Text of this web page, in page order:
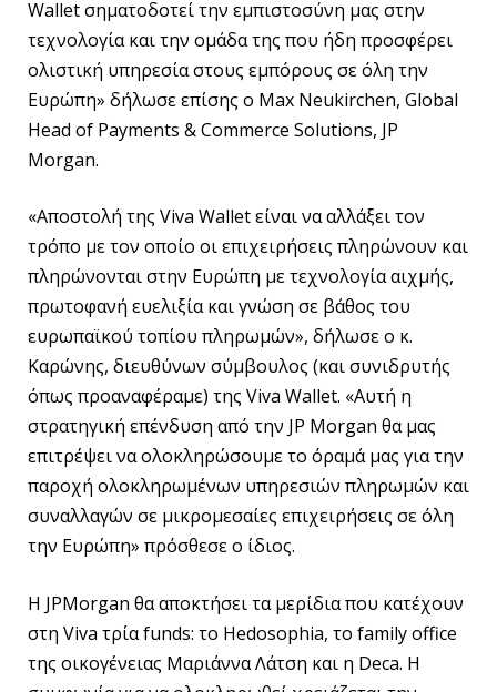
Wallet σηματοδοτεί την εμπιστοσύνη μας στην
τεχνολογία και την ομάδα της που ήδη προσφέρει
ολιστική υπηρεσία στους εμπόρους σε όλη την
Ευρώπη» δήλωσε επίσης ο Max Neukirchen, Global
Head of Payments & Commerce Solutions, JP
Morgan.
«Αποστολή της Viva Wallet είναι να αλλάξει τον
τρόπο με τον οποίο οι επιχειρήσεις πληρώνουν και
πληρώνονται στην Ευρώπη με τεχνολογία αιχμής,
πρωτοφανή ευελιξία και γνώση σε βάθος του
ευρωπαϊκού τοπίου πληρωμών», δήλωσε ο κ.
Καρώνης, διευθύνων σύμβουλος (και συνιδρυτής
όπως προαναφέραμε) της Viva Wallet. «Αυτή η
στρατηγική επένδυση από την JP Morgan θα μας
επιτρέψει να ολοκληρώσουμε το όραμά μας για την
παροχή ολοκληρωμένων υπηρεσιών πληρωμών και
συναλλαγών σε μικρομεσαίες επιχειρήσεις σε όλη
την Ευρώπη» πρόσθεσε ο ίδιος.
Η JPMorgan θα αποκτήσει τα μερίδια που κατέχουν
στη Viva τρία funds: το Hedosophia, το family office
της οικογένειας Μαριάννα Λάτση και η Deca. Η